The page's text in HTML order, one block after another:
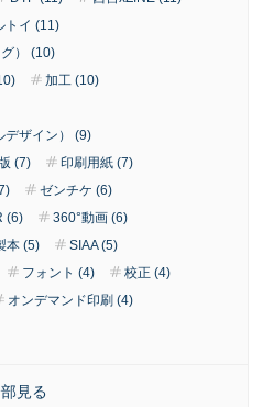
トイ (11)
） (10)
加工 (10)
デザイン） (9)
(7)
印刷用紙 (7)
ゼンチケ (6)
(6)
360°動画 (6)
本 (5)
SIAA (5)
フォント (4)
校正 (4)
オンデマンド印刷 (4)
見る